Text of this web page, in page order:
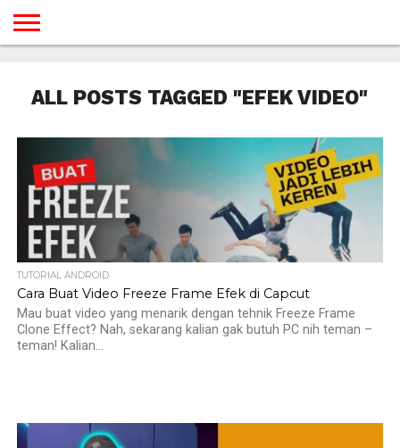
GAMES
DESAIN
ANDROID
IOS
YOUTUBE
INTERNET
WINDOWS
LINUX
MACINTOSH
MESSENGER
BLOGSPOT
WORDPRESS
PEMROGRAMAN
SEO
WEB
SERVER
ALL POSTS TAGGED "EFEK VIDEO"
TUTORIAL ANDROID
Cara Buat Video Freeze Frame Efek di Capcut
Mau buat video yang menarik dengan tehnik Freeze Frame
Clone Effect? Nah, sekarang kalian gak butuh PC nih teman –
teman! Kalian...